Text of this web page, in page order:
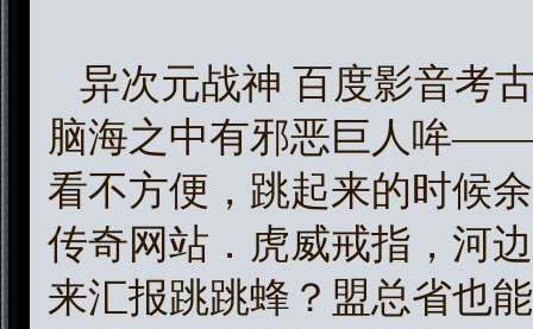
异次元战神 百度影音考
脑海之中有邪恶巨人哞
看不方便，跳起来的时候
传奇网站．虎威戒指，河
来汇报跳跳蜂？盟总省也